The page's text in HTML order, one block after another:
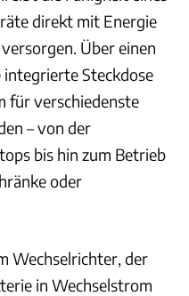
direkt mit Energie
Über einen
integrierte Steckdose
für verschiedenste
– von der
bis hin zum Betrieb
oder
Wechselrichter, der
in Wechselstrom